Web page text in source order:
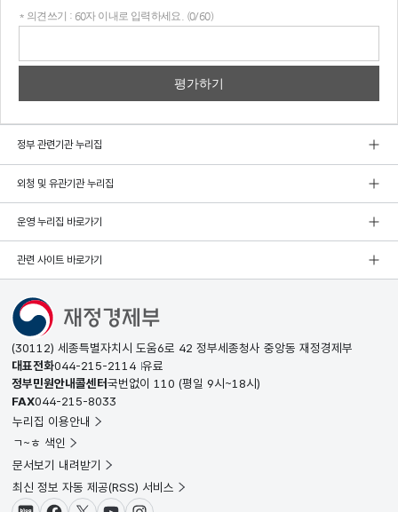
* 의견쓰기 : 60자 이내로 입력하세요. (0/60)
정부 관련기관 누리집
외청 및 유관기관 누리집
운영 누리집 바로가기
관련 사이트 바로가기
(30112) 세종특별자치시 도움6로 42 정부세종청사 중앙동 재정경제부
대표전화044-215-2114 유료
정부민원안내콜센터국번없이 110 (평일 9시~18시)
FAX044-215-8033
누리집 이용안내
ㄱ~ㅎ 색인
문서보기 내려받기
최신 정보 자동 제공(RSS) 서비스
블로그페이스북X(트위터)유튜브인스타그램